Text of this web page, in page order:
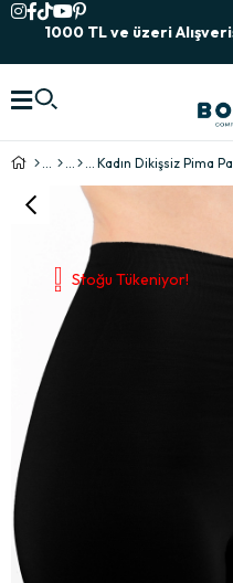
1000 TL ve üzeri
Kadın Dikişsiz Pima
Stoğu Tükeniyor!